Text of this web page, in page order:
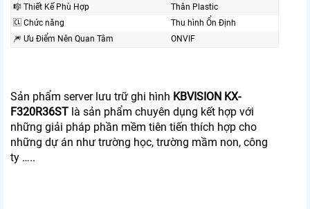
🎼️ Thiết Kế Phù Hợp
Thân Plastic
🆑 Chức năng
Thu hình Ổn Định
🎆 Ưu Điểm Nên Quan Tâm
ONVIF
Sản phẩm server lưu trữ ghi hình KBVISION KX-
F320R36ST là sản phẩm chuyên dụng kết hợp với
những giải pháp phần mềm tiên tiến thích hợp cho
những dự án như trường học, trường mầm non, công
ty …..